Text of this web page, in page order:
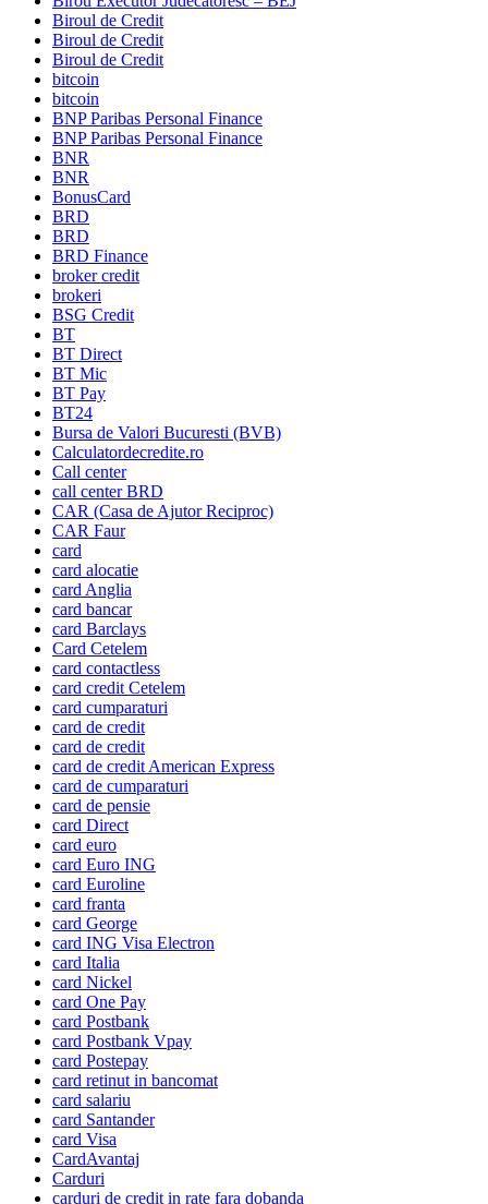
Biroul de Credit
Biroul de Credit
Biroul de Credit
bitcoin
bitcoin
BNP Paribas Personal Finance
BNP Paribas Personal Finance
BNR
BNR
BonusCard
BRD
BRD
BRD Finance
broker credit
brokeri
BSG Credit
BT
BT Direct
BT Mic
BT Pay
BT24
Bursa de Valori Bucuresti (BVB)
Calculatordecredite.ro
Call center
call center BRD
CAR (Casa de Ajutor Reciproc)
CAR Faur
card
card alocatie
card Anglia
card bancar
card Barclays
Card Cetelem
card contactless
card credit Cetelem
card cumparaturi
card de credit
card de credit
card de credit American Express
card de cumparaturi
card de pensie
card Direct
card euro
card Euro ING
card Euroline
card franta
card George
card ING Visa Electron
card Italia
card Nickel
card One Pay
card Postbank
card Postbank Vpay
card Postepay
card retinut in bancomat
card salariu
card Santander
card Visa
CardAvantaj
Carduri
carduri de credit in rate fara dobanda